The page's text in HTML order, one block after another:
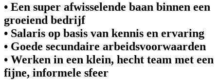
• Een super afwisselende baan binnen een
groeiend bedrijf
• Salaris op basis van kennis en ervaring
• Goede secundaire arbeidsvoorwaarden
• Werken in een klein, hecht team met een
fijne, informele sfeer